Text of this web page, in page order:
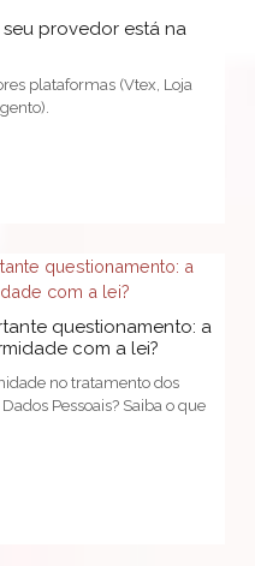
provedor está na
plataformas (Vtex, Loja
questionamento: a
com a lei?
no tratamento dos
Pessoais? Saiba o que